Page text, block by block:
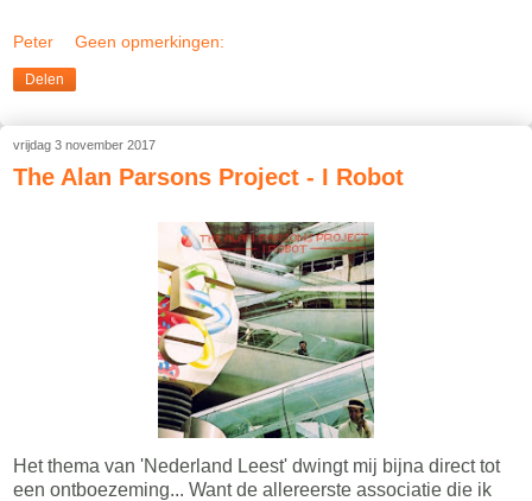
Peter Geen opmerkingen:
Delen
vrijdag 3 november 2017
The Alan Parsons Project - I Robot
Het thema van 'Nederland Leest' dwingt mij bijna direct tot
een ontboezeming... Want de allereerste associatie die ik